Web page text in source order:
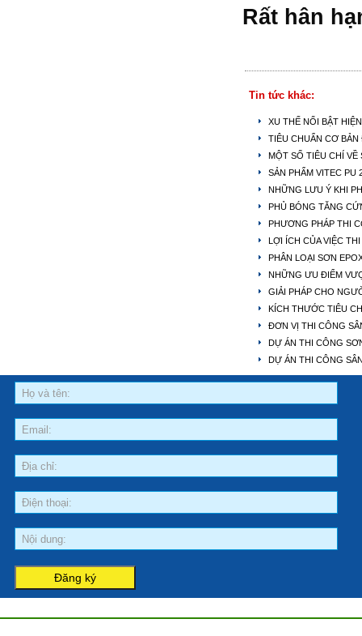
Rất hân
Tin tức khác:
XU THẾ NỔI BẬT
TIÊU CHUẨN CƠ
MỘT SỐ TIÊU CHÍ VỀ
SẢN PHẨM VITEC
NHỮNG LƯU Ý KHI
PHỦ BÓNG TĂNG
PHƯƠNG PHÁP THI
LỢI ÍCH CỦA VIỆC
PHÂN LOẠI SƠN
NHỮNG ƯU ĐIỂM
GIẢI PHÁP CHO
KÍCH THƯỚC TIÊU
ĐƠN VỊ THI CÔNG
DỰ ÁN THI CÔNG
DỰ ÁN THI CÔNG